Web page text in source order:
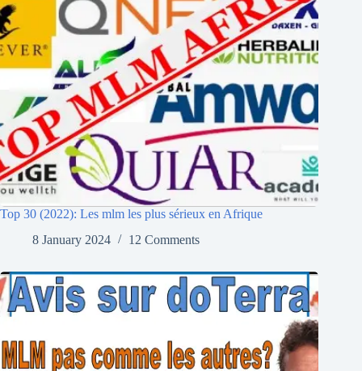
Top 30 (2022): Les mlm les plus sérieux en Afrique
8 January 2024
12 Comments